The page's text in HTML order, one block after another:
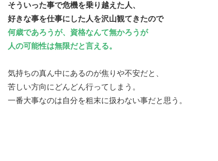
そういった事で危機を乗り越えた人、
好きな事を仕事にした人を沢山観てきたので
何歳であろうが、資格なんて無かろうが
人の可能性は無限だと言える。
気持ちの真ん中にあるのが焦りや不安だと、
苦しい方向にどんどん行ってしまう。
一番大事なのは自分を粗末に扱わない事だと思う。